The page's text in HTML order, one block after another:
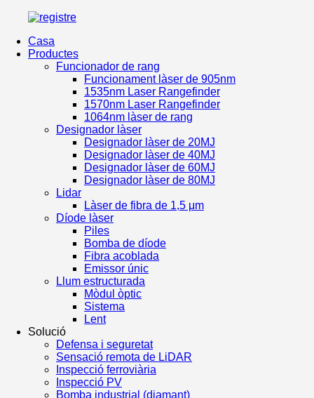
Casa
Productes
Funcionador de rang
Funcionament làser de 905nm
1535nm Laser Rangefinder
1570nm Laser Rangefinder
1064nm làser de rang
Designador làser
Designador làser de 20MJ
Designador làser de 40MJ
Designador làser de 60MJ
Designador làser de 80MJ
Lidar
Làser de fibra de 1,5 μm
Díode làser
Piles
Bomba de díode
Fibra acoblada
Emissor únic
Llum estructurada
Mòdul òptic
Sistema
Lent
Solució
Defensa i seguretat
Sensació remota de LiDAR
Inspecció ferroviària
Inspecció PV
Bomba industrial (diamant)